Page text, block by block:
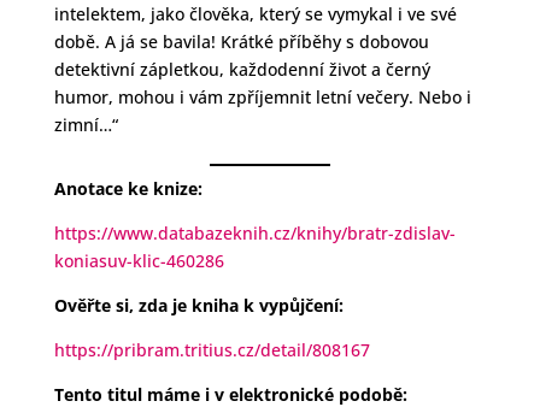
intelektem, jako člověka, který se vymykal i ve své
době. A já se bavila! Krátké příběhy s dobovou
detektivní zápletkou, každodenní život a černý
humor, mohou i vám zpříjemnit letní večery. Nebo i
zimní…“
Anotace ke knize:
https://www.databazeknih.cz/knihy/bratr-zdislav-
koniasuv-klic-460286
Ověřte si, zda je kniha k vypůjčení:
https://pribram.tritius.cz/detail/808167
Tento titul máme i v elektronické podobě: